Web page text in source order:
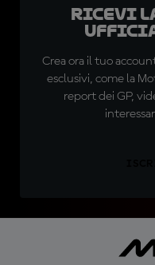
Ricevi
Crea ora il tuo
esclusivi, come la
report dei GP,